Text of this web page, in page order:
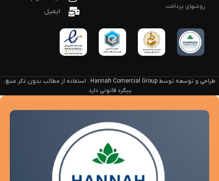
روشهای پرداخت
ایمیل
طراحی و توسعه توسط Hannah Comercial Group . استفاده از مطالب بدون ذکر منبع،
پیگرد قانونی دارد.